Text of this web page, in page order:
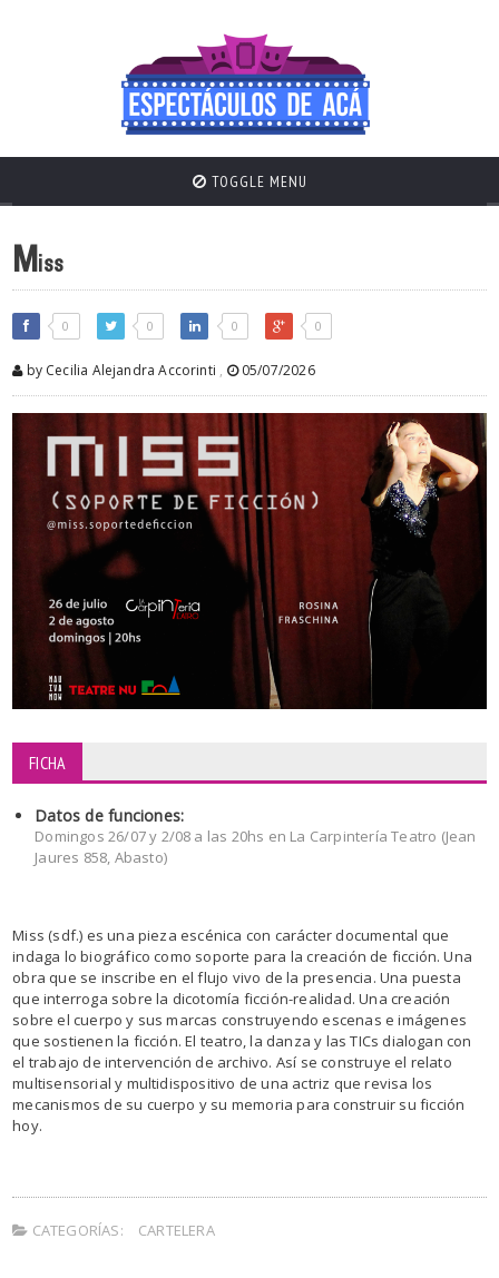
TOGGLE MENU
Miss
0 0 0 0
by Cecilia Alejandra Accorinti , 05/07/2026
FICHA
Datos de funciones:
Domingos 26/07 y 2/08 a las 20hs en La Carpintería Teatro (Jean
Jaures 858, Abasto)
Miss (sdf.) es una pieza escénica con carácter documental que
indaga lo biográfico como soporte para la creación de ficción. Una
obra que se inscribe en el flujo vivo de la presencia. Una puesta
que interroga sobre la dicotomía ficción-realidad. Una creación
sobre el cuerpo y sus marcas construyendo escenas e imágenes
que sostienen la ficción. El teatro, la danza y las TICs dialogan con
el trabajo de intervención de archivo. Así se construye el relato
multisensorial y multidispositivo de una actriz que revisa los
mecanismos de su cuerpo y su memoria para construir su ficción
hoy.
CATEGORÍAS: CARTELERA